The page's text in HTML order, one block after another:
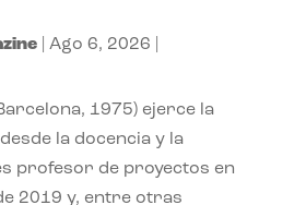
| Ago 6, 2026
1975) ejerce la
la docencia y la
profesor de proyectos en
2019 y, entre otras